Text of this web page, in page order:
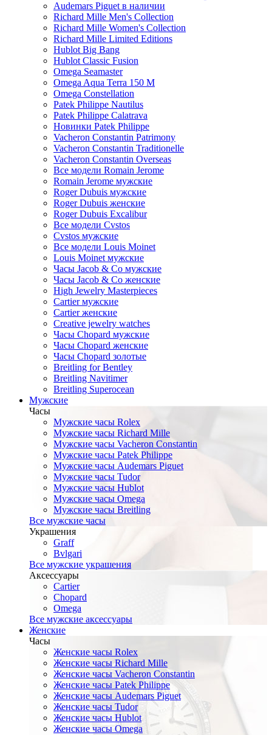
Audemars Piguet в наличии
Richard Mille Men's Collection
Richard Mille Women's Collection
Richard Mille Limited Editions
Hublot Big Bang
Hublot Classic Fusion
Omega Seamaster
Omega Aqua Terra 150 M
Omega Constellation
Patek Philippe Nautilus
Patek Philippe Calatrava
Новинки Patek Philippe
Vacheron Constantin Patrimony
Vacheron Constantin Traditionelle
Vacheron Constantin Overseas
Все модели Romain Jerome
Romain Jerome мужские
Roger Dubuis мужские
Roger Dubuis женские
Roger Dubuis Excalibur
Все модели Cvstos
Cvstos мужские
Все модели Louis Moinet
Louis Moinet мужские
Часы Jacob & Co мужские
Часы Jacob & Co женские
High Jewelry Masterpieces
Cartier мужские
Cartier женские
Creative jewelry watches
Часы Chopard мужские
Часы Сhopard женские
Часы Сhopard золотые
Breitling for Bentley
Breitling Navitimer
Breitling Superocean
Мужские
Часы
Мужские часы Rolex
Мужские часы Richard Mille
Мужские часы Vacheron Constantin
Мужские часы Patek Philippe
Мужские часы Audemars Piguet
Мужские часы Tudor
Мужские часы Hublot
Мужские часы Omega
Мужские часы Breitling
Все мужские часы
Украшения
Graff
Bvlgari
Все мужские украшения
Аксессуары
Cartier
Chopard
Omega
Все мужские аксессуары
Женские
Часы
Женские часы Rolex
Женские часы Richard Mille
Женские часы Vacheron Constantin
Женские часы Patek Philippe
Женские часы Audemars Piguet
Женские часы Tudor
Женские часы Hublot
Женские часы Omega